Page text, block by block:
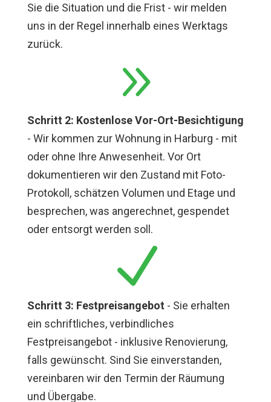
Sie die Situation und die Frist - wir melden
uns in der Regel innerhalb eines Werktags
zurück.
9
Schritt 2: Kostenlose Vor-Ort-Besichtigung
- Wir kommen zur Wohnung in Harburg - mit
oder ohne Ihre Anwesenheit. Vor Ort
dokumentieren wir den Zustand mit Foto-
Protokoll, schätzen Volumen und Etage und
besprechen, was angerechnet, gespendet
oder entsorgt werden soll.
N
Schritt 3: Festpreisangebot - Sie erhalten
ein schriftliches, verbindliches
Festpreisangebot - inklusive Renovierung,
falls gewünscht. Sind Sie einverstanden,
vereinbaren wir den Termin der Räumung
und Übergabe.